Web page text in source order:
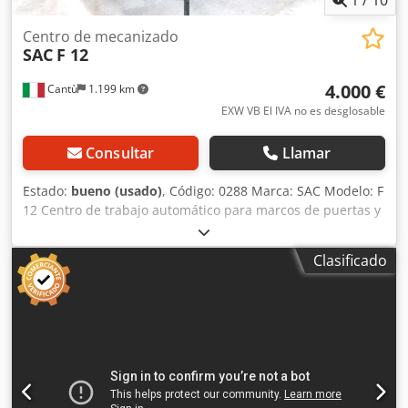
Cantù 1.199 km
Centro de mecanizado
SAC F 12
4.000 €
EXW VB El IVA no es desglosable
Consultar Llamar
Estado: bueno (usado), Código: 0288 Marca: SAC Modelo: F
12 Centro de trabajo automático para marcos de puertas y
ventanas de madera Datos técnicos: Lado del escopleado:
Sierra circular de corte de extremos - Diámetro de disco
mm 400 Potencia motor Hp 4 Posicionamiento horizontal
con topes indexados Nº 2 husillos de escopleado, cada uno
de longitud mm 320 Diámetro máximo de herramienta mm
perfilado: Nº 4 husillos de perfilado, cada uno de longitud
mm 270 - Diámetro de husillo mm 50 Potencia motor por
Clasificado